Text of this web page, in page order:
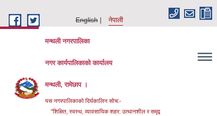
English
नेपाली
मन्थली नगरपालिका
नगर कार्यपालिकाको कार्यालय
मन्थली, रामेछाप ।
यस नगरपालिकाको दिर्घकालिन सोच:-
"शिक्षित, स्वस्थ, व्यावसायिक शहर: उत्थानशील र समृद्व